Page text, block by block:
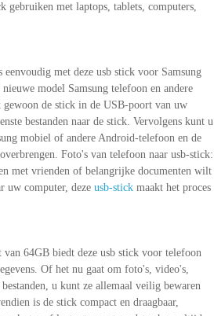
gebruiken met laptops, tablets, computers,
eenvoudig met deze usb stick voor Samsung
model Samsung telefoon en andere
de stick in de USB-poort van uw
bestanden naar de stick. Vervolgens kunt u
mobiel of andere Android-telefoon en de
Foto's van telefoon naar usb-stick:
met vrienden of belangrijke documenten wilt
uw computer, deze usb-stick maakt het proces
64GB biedt deze usb stick voor telefoon
Of het nu gaat om foto's, video's,
u kunt ze allemaal veilig bewaren
is de stick compact en draagbaar,